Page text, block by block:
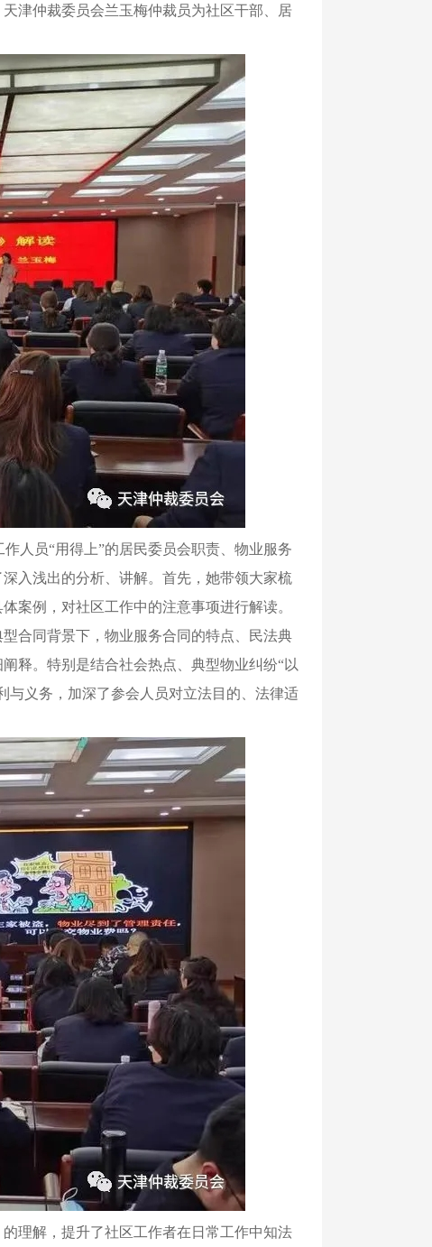
津仲裁委员会兰玉梅仲裁员为社区干部、居
员“用得上”的居民委员会职责、物业服务
入浅出的分析、讲解。首先，她带领大家梳
案例，对社区工作中的注意事项进行解读。
合同背景下，物业服务合同的特点、民法典
释。特别是结合社会热点、典型物业纠纷“以
与义务，加深了参会人员对立法目的、法律适
解，提升了社区工作者在日常工作中知法